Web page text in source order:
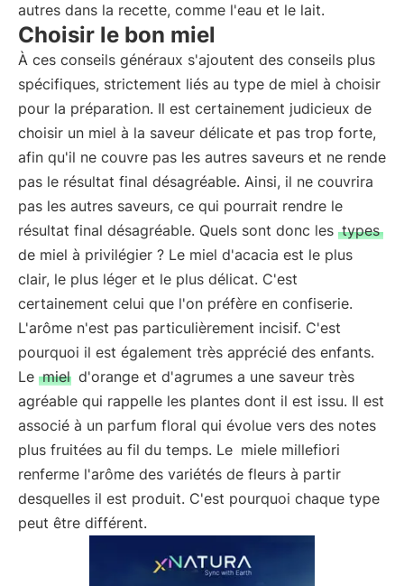
autres dans la recette, comme l'eau et le lait.
Choisir le bon miel
À ces conseils généraux s'ajoutent des conseils plus
spécifiques, strictement liés au type de miel à choisir
pour la préparation. Il est certainement judicieux de
choisir un miel à la saveur délicate et pas trop forte,
afin qu'il ne couvre pas les autres saveurs et ne rende
pas le résultat final désagréable. Ainsi, il ne couvrira
pas les autres saveurs, ce qui pourrait rendre le
résultat final désagréable. Quels sont donc les types
de miel à privilégier ? Le miel d'acacia est le plus
clair, le plus léger et le plus délicat. C'est
certainement celui que l'on préfère en confiserie.
L'arôme n'est pas particulièrement incisif. C'est
pourquoi il est également très apprécié des enfants.
Le miel d'orange et d'agrumes a une saveur très
agréable qui rappelle les plantes dont il est issu. Il est
associé à un parfum floral qui évolue vers des notes
plus fruitées au fil du temps. Le miele millefiori
renferme l'arôme des variétés de fleurs à partir
desquelles il est produit. C'est pourquoi chaque type
peut être différent.